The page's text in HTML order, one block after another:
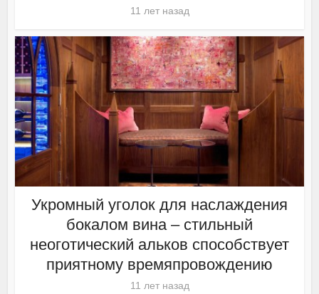
11 лет назад
Укромный уголок для наслаждения
бокалом вина – стильный
неоготический альков способствует
приятному времяпровождению
11 лет назад